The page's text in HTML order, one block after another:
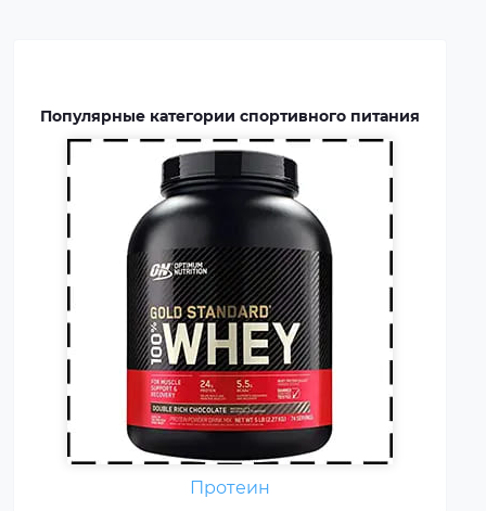
Популярные категории спортивного питания
спортсменов и бодибилдеров.
Протеин
незаменимые органические